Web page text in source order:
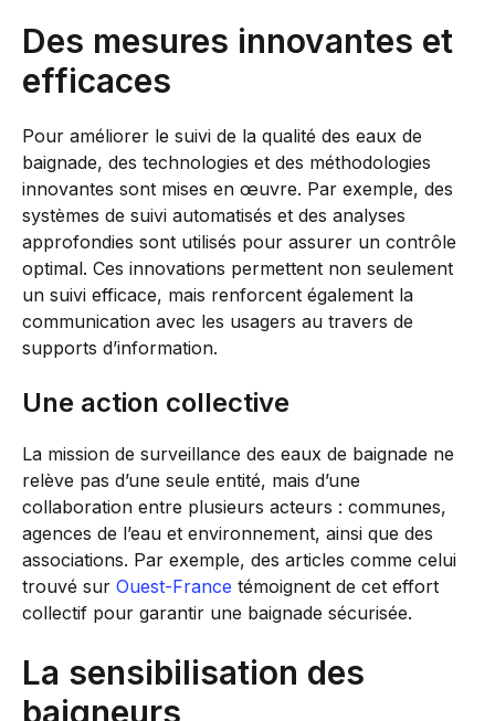
Des mesures innovantes et
efficaces
Pour améliorer le suivi de la qualité des eaux de
baignade, des technologies et des méthodologies
innovantes sont mises en œuvre. Par exemple, des
systèmes de suivi automatisés et des analyses
approfondies sont utilisés pour assurer un contrôle
optimal. Ces innovations permettent non seulement
un suivi efficace, mais renforcent également la
communication avec les usagers au travers de
supports d’information.
Une action collective
La mission de surveillance des eaux de baignade ne
relève pas d’une seule entité, mais d’une
collaboration entre plusieurs acteurs : communes,
agences de l’eau et environnement, ainsi que des
associations. Par exemple, des articles comme celui
trouvé sur Ouest-France témoignent de cet effort
collectif pour garantir une baignade sécurisée.
La sensibilisation des
baigneurs